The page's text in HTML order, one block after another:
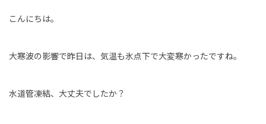
こんにちは。
大寒波の影響で昨日は、気温も氷点下で大変寒かったですね。
水道管凍結、大丈夫でしたか？